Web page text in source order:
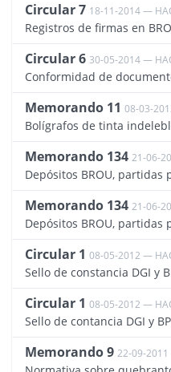
Circular 7 18-11-2014 —
Registros de firmas en
Circular 6 30-05-2014 —
Conformidad de
Memorando 11 08-03-
Bolígrafos de tinta
Memorando 134 21-06-
Depósitos BROU, partidas
Memorando 134 21-06-
Depósitos BROU, partidas
Circular 1 08-05-2012 —
Sello de constancia DGI y
Circular 1 08-05-2012 —
Sello de contancia DGI y
Memorando 9 22-09-